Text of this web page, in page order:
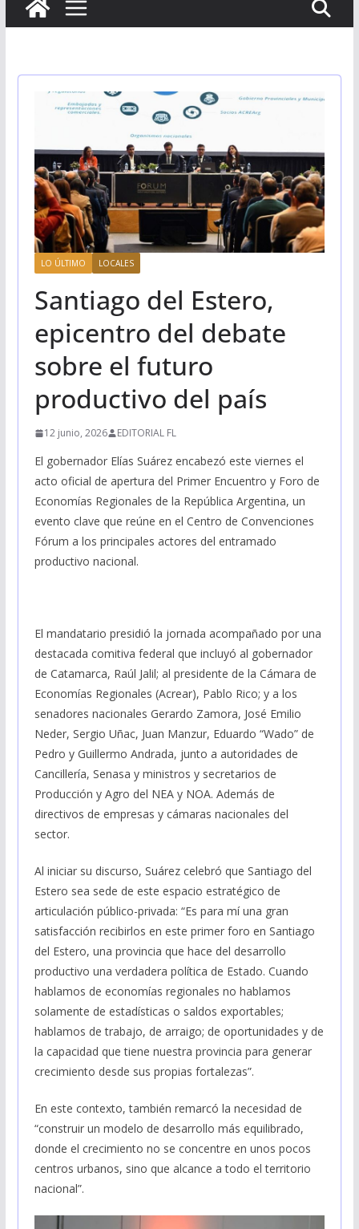
LO ÚLTIMO LOCALES
Santiago del Estero,
epicentro del debate
sobre el futuro
productivo del país
12 junio, 2026 EDITORIAL FL
El gobernador Elías Suárez encabezó este viernes el
acto oficial de apertura del Primer Encuentro y Foro de
Economías Regionales de la República Argentina, un
evento clave que reúne en el Centro de Convenciones
Fórum a los principales actores del entramado
productivo nacional.
El mandatario presidió la jornada acompañado por una
destacada comitiva federal que incluyó al gobernador
de Catamarca, Raúl Jalil; al presidente de la Cámara de
Economías Regionales (Acrear), Pablo Rico; y a los
senadores nacionales Gerardo Zamora, José Emilio
Neder, Sergio Uñac, Juan Manzur, Eduardo “Wado” de
Pedro y Guillermo Andrada, junto a autoridades de
Cancillería, Senasa y ministros y secretarios de
Producción y Agro del NEA y NOA. Además de
directivos de empresas y cámaras nacionales del
sector.
Al iniciar su discurso, Suárez celebró que Santiago del
Estero sea sede de este espacio estratégico de
articulación público-privada: “Es para mí una gran
satisfacción recibirlos en este primer foro en Santiago
del Estero, una provincia que hace del desarrollo
productivo una verdadera política de Estado. Cuando
hablamos de economías regionales no hablamos
solamente de estadísticas o saldos exportables;
hablamos de trabajo, de arraigo; de oportunidades y de
la capacidad que tiene nuestra provincia para generar
crecimiento desde sus propias fortalezas”.
En este contexto, también remarcó la necesidad de
“construir un modelo de desarrollo más equilibrado,
donde el crecimiento no se concentre en unos pocos
centros urbanos, sino que alcance a todo el territorio
nacional”.